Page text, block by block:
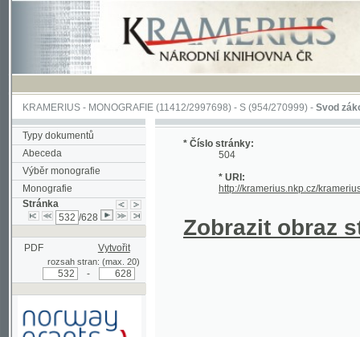
KRAMERIUS-MONOGRAFIE(11412/2997698) -S (954/270999)-Svod zákonův
Typy dokumentů
Abeceda
Výběr monografie
Monografie
Stránka
/628
PDF Vytvořit
rozsah stran: (max. 20)
* Číslo stránky:
504
* URI:
http://kramerius.nkp.cz/kramerius/